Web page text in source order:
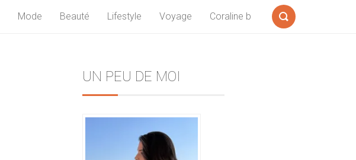
Mode Beauté Lifestyle Voyage Coraline b
Sidebar
UN PEU DE MOI